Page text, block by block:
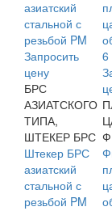
Запросить
цену
БРС
АЗИАТСКОГО
ТИПА,
ШТЕКЕР БРС
Штекер БРС
азиатский
стальной с
резьбой PM